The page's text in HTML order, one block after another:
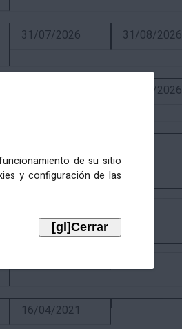
de su sitio
y configuración de las
31/07/2026 31/08/2026
24/08/2026
16/04/2021